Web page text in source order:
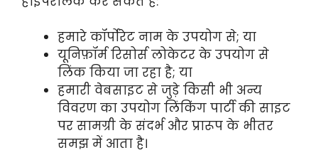
हमारे कॉर्पोरेट नाम के उपयोग से; या
यूनिफ़ॉर्म रिसोर्स लोकेटर के उपयोग से
लिंक किया जा रहा है; या
हमारी वेबसाइट से जुड़े किसी भी अन्य
विवरण का उपयोग लिंकिंग पार्टी की साइट
पर सामग्री के संदर्भ और प्रारूप के भीतर
समझ में आता है।